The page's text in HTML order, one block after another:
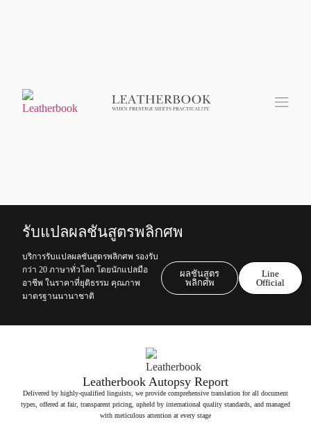
รับแปลผลชันสูตรพลิกศพ
บริการรับแปลผลชันสูตรพลิกศพ รองรับ
กว่า 20 ภาษาทั่วโลก โดยนักแปลมือ
อาชีพ ในราคาที่ยุติธรรม คุณภาพ
มาตรฐานนานาชาติ
ผลชันสูตร
พลิกศพ
Line
Official
Leatherbook Autopsy Report
Delivered by highly-qualified linguists, we provide comprehensive translation for all document
types, offered at fair, transparent pricing, upheld by international quality standards, and managed
with meticulous attention at every stage